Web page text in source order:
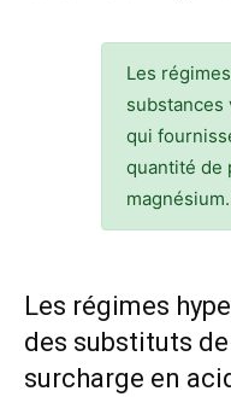
Les
substances
qui
quantité de
magnésium.
Les régimes
des substituts
surcharge en